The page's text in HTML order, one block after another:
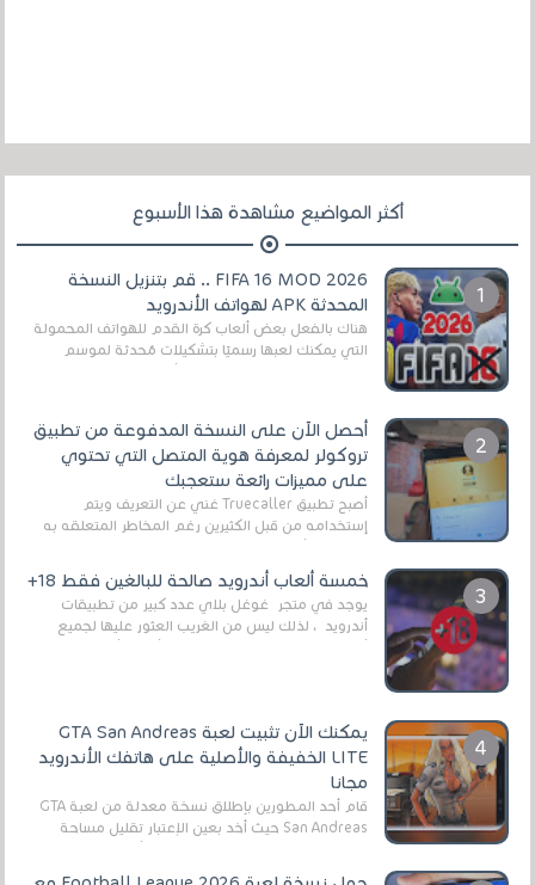
أكثر المواضيع مشاهدة هذا الأسبوع
FIFA 16 MOD 2026 .. قم بتنزيل النسخة
المحدثة APK لهواتف الأندرويد
هناك بالفعل بعض ألعاب كرة القدم للهواتف المحمولة
التي يمكنك لعبها رسميًا بتشكيلات مُحدثة لموسم
أحصل الآن على النسخة المدفوعة من تطبيق
تروكولر لمعرفة هوية المتصل التي تحتوي
على مميزات رائعة ستعجبك
أصبح تطبيق Truecaller غني عن التعريف ويتم
إستخدامه من قبل الكثيرين رغم المخاطر المتعلقه به
خمسة ألعاب أندرويد صالحة للبالغين فقط 18+
يوجد في متجر غوغل بلاي عدد كبير من تطبيقات
أندرويد ، لذلك ليس من الغريب العثور عليها لجميع
يمكنك الآن تثبيت لعبة GTA San Andreas
LITE الخفيفة والأصلية على هاتفك الأندرويد
مجانا
قام أحد المطورين بإطلاق نسخة معدلة من لعبة GTA
San Andreas حيث أخد بعين الإعتبار تقليل مساحة